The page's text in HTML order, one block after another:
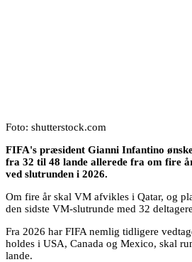
Foto: shutterstock.com
FIFA's præsident Gianni Infantino
fra 32 til 48 lande allerede fra om fire
ved slutrunden i 2026.
Om fire år skal VM afvikles i Qatar, og
den sidste VM-slutrunde med 32
Fra 2026 har FIFA nemlig tidligere
holdes i USA, Canada og Mexico, skal
lande.